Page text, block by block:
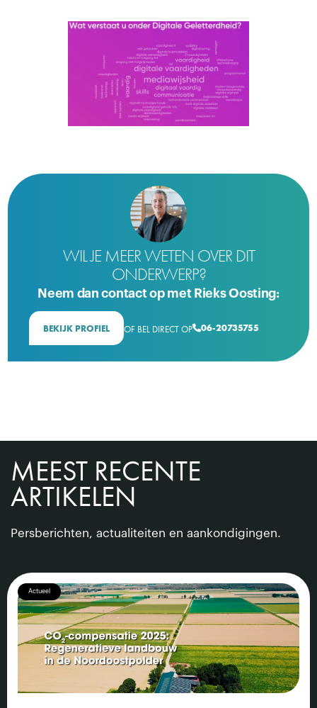
WIL JE MEER WETEN OVER DIT
ONDERWERP?
Neem dan contact op met Rieks Oosting:
BEKIJK PROFIEL OF BEL DIRECT OP06-20735755
MEEST RECENTE
ARTIKELEN
Persberichten, actualiteiten en aankondigingen.
Actueel